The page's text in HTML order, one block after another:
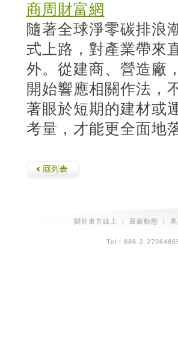
商周財富網
隨著全球淨零碳排浪
式上路，對產業帶來
外。從建商、營造廠
開始響應相關作法，
著眼於短期的建材或
考量，才能更全面地
關於東方線上 | 最新動態 |
Tel：886-2-